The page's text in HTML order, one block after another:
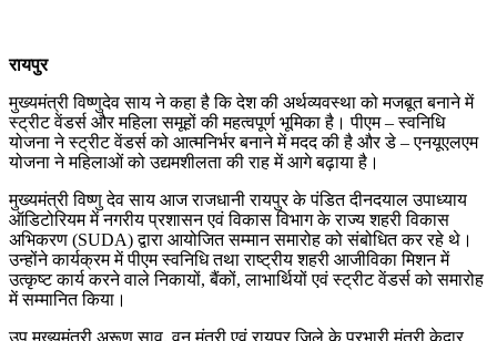
रायपुर
मुख्यमंत्री विष्णुदेव साय ने कहा है कि देश की अर्थव्यवस्था को मजबूत बनाने में
स्ट्रीट वेंडर्स और महिला समूहों की महत्वपूर्ण भूमिका है। पीएम – स्वनिधि
योजना ने स्ट्रीट वेंडर्स को आत्मनिर्भर बनाने में मदद की है और डे – एनयूएलएम
योजना ने महिलाओं को उद्यमशीलता की राह में आगे बढ़ाया है।
मुख्यमंत्री विष्णु देव साय आज राजधानी रायपुर के पंडित दीनदयाल उपाध्याय
ऑडिटोरियम में नगरीय प्रशासन एवं विकास विभाग के राज्य शहरी विकास
अभिकरण (SUDA) द्वारा आयोजित सम्मान समारोह को संबोधित कर रहे थे।
उन्होंने कार्यक्रम में पीएम स्वनिधि तथा राष्ट्रीय शहरी आजीविका मिशन में
उत्कृष्ट कार्य करने वाले निकायों, बैंकों, लाभार्थियों एवं स्ट्रीट वेंडर्स को समारोह
में सम्मानित किया।
उप मुख्यमंत्री अरूण साव, वन मंत्री एवं रायपुर जिले के प्रभारी मंत्री केदार